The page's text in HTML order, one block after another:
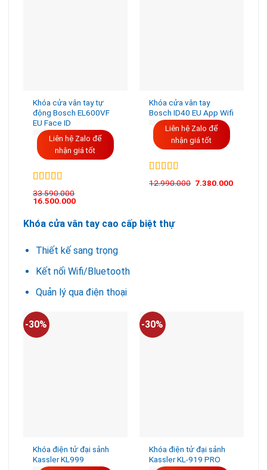
Khóa cửa vân tay tự
động Bosch EL600VF
EU Face ID
Liên hệ Zalo để
nhận giá tốt
Được xếp
hạng5.005
33.590.000
16.500.000
Khóa cửa vân tay
Bosch ID40 EU App Wifi
Liên hệ Zalo để
nhận giá tốt
Được xếp
12.990.000 7.380.000
Khóa cửa vân tay cao cấp biệt thự
Thiết kế sang trọng
Kết nối Wifi/Bluetooth
Quản lý qua điện thoại
-30%
Khóa điện tử đại sảnh
Kassler KL999
-30%
Khóa điện tử đại sảnh
Kassler KL-919 PRO